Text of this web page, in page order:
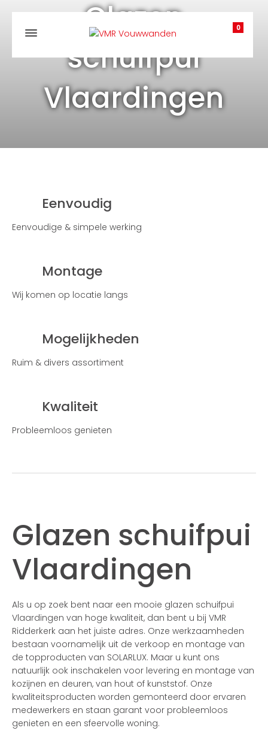
0
Glazen
schuifpui
Vlaardingen
Eenvoudig
Eenvoudige & simpele werking
Montage
Wij komen op locatie langs
Mogelijkheden
Ruim & divers assortiment
Kwaliteit
Probleemloos genieten
Glazen schuifpui
Vlaardingen
Als u op zoek bent naar een mooie glazen schuifpui
Vlaardingen van hoge kwaliteit, dan bent u bij VMR
Ridderkerk aan het juiste adres. Onze werkzaamheden
bestaan voornamelijk uit de verkoop en montage van
de topproducten van SOLARLUX. Maar u kunt ons
natuurlijk ook inschakelen voor levering en montage van
kozijnen en deuren, van hout of kunststof. Onze
kwaliteitsproducten worden gemonteerd door ervaren
medewerkers en staan garant voor probleemloos
genieten en een sfeervolle woning.